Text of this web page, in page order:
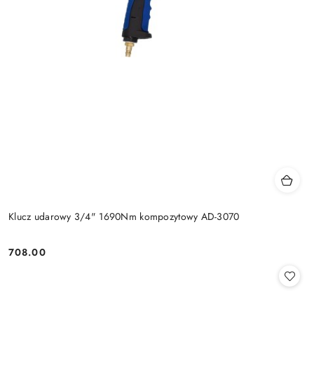
Klucz udarowy 3/4" 1690Nm kompozytowy AD-3070
Cena:
708.00